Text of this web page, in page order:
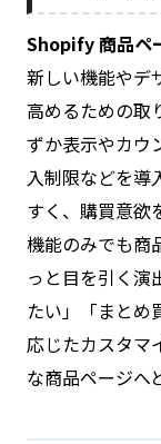
Shopify 商品ペ
新しい機能やデ
高めるための取
ずか表示やカウ
入制限などを導
すく、購買意欲
機能のみでも商
っと目を引く演
たい」「まとめ
応じたカスタマ
な商品ページへ